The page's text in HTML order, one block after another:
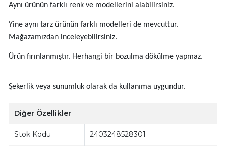
Aynı ürünün farklı renk ve modellerini alabilirsiniz.
Yine aynı tarz ürünün farklı modelleri de mevcuttur.
Mağazamızdan inceleyebilirsiniz.
Ürün fırınlanmıştır. Herhangi bir bozulma dökülme yapmaz.
Şekerlik veya sunumluk olarak da kullanıma uygundur.
Diğer Özellikler
Stok Kodu 2403248528301